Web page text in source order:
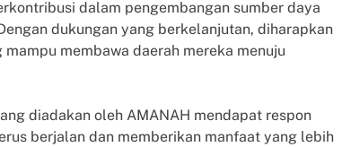
dalam pengembangan sumber daya
dukungan yang berkelanjutan, diharapkan
membawa daerah mereka menuju
diadakan oleh AMANAH mendapat respon
berjalan dan memberikan manfaat yang lebih